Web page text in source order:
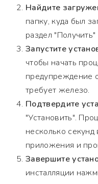
Найдите
папку, куда был
раздел
Запустите
чтобы начать
предупреждение
требует железо.
Подтвердите
"Установить".
несколько
приложения и
Завершите
инсталляции